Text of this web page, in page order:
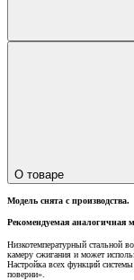
О товаре
Модель снята с производства.
Рекомендуемая аналогичная
Низкотемпературный стальной
камеру сжигания и может
Настройка всех функций
поверни».